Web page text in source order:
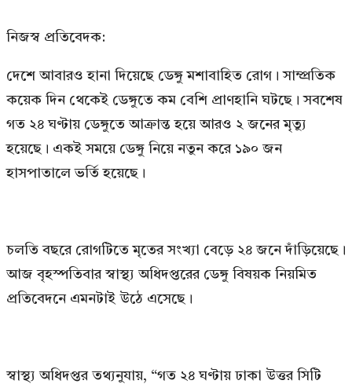
নিজস্ব প্রতিবেদক:
দেশে আবারও হানা দিয়েছে ডেঙ্গু মশাবাহিত রোগ। সাম্প্রতিক
কয়েক দিন থেকেই ডেঙ্গুতে কম বেশি প্রাণহানি ঘটছে। সবশেষ
গত ২৪ ঘণ্টায় ডেঙ্গুতে আক্রান্ত হয়ে আরও ২ জনের মৃত্যু
হয়েছে। একই সময়ে ডেঙ্গু নিয়ে নতুন করে ১৯০ জন
হাসপাতালে ভর্তি হয়েছে।
চলতি বছরে রোগটিতে মৃতের সংখ্যা বেড়ে ২৪ জনে দাঁড়িয়েছে।
আজ বৃহস্পতিবার স্বাস্থ্য অধিদপ্তরের ডেঙ্গু বিষয়ক নিয়মিত
প্রতিবেদনে এমনটাই উঠে এসেছে।
স্বাস্থ্য অধিদপ্তর তথ্যনুযায়, “গত ২৪ ঘণ্টায় ঢাকা উত্তর সিটি